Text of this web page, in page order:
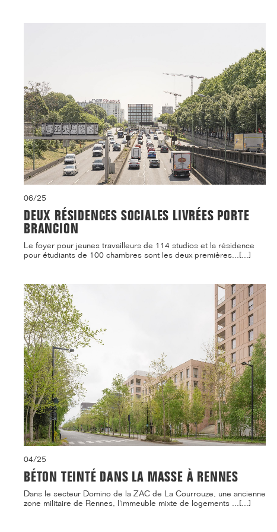
06/25
DEUX RÉSIDENCES SOCIALES LIVRÉES PORTE
BRANCION
Le foyer pour jeunes travailleurs de 114 studios et la résidence
pour étudiants de 100 chambres sont les deux premières...[...]
04/25
BÉTON TEINTÉ DANS LA MASSE À RENNES
Dans le secteur Domino de la ZAC de La Courrouze, une ancienne
zone militaire de Rennes, l'immeuble mixte de logements ...[...]